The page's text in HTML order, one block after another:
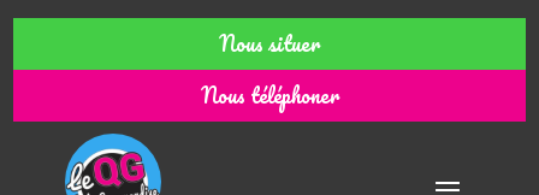
Nous situer
Nous téléphoner